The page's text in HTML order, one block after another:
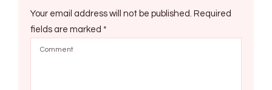
Your email address will not be published. Required
fields are marked *